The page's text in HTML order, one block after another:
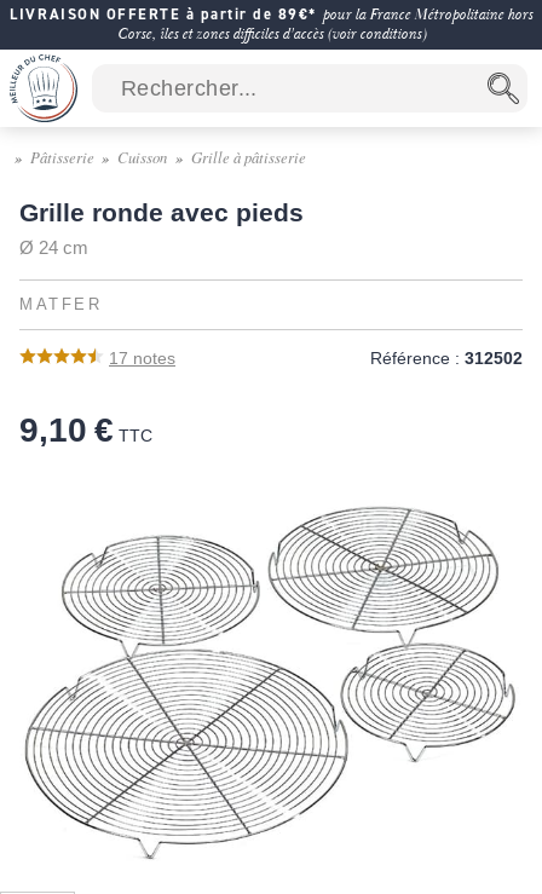
LIVRAISON OFFERTE à partir de 89€* pour la France Métropolitaine hors
Corse, îles et zones difficiles d'accès (voir conditions)
Pâtisserie Cuisson Grille à pâtisserie
Grille ronde avec pieds
Ø 24 cm
MATFER
17 notes Référence : 312502
9,10 € TTC